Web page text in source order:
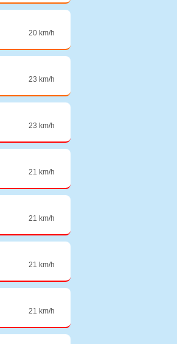
20 km/h
23 km/h
23 km/h
21 km/h
21 km/h
21 km/h
21 km/h